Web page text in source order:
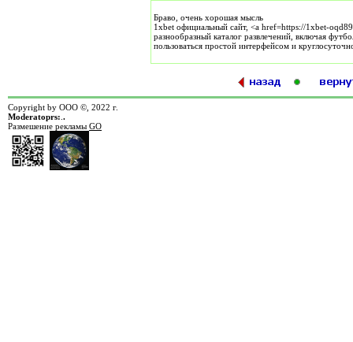
Браво, очень хорошая мысль
1xbet официальный сайт, <a href=https://1xbet-
разнообразный каталог развлечений, включая
пользоваться простой интерфейсом и
Copyright by ООО ©, 2022 г.
Moderatoprs: .
Размешение рекламы GO